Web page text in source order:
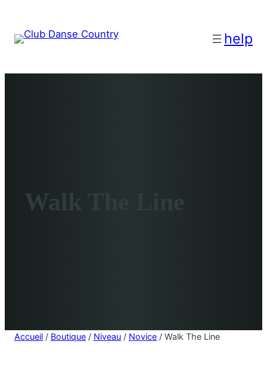
help
Walk The Line
Accueil / Boutique / Niveau / Novice / Walk The Line